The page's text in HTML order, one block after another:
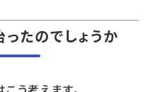
ったのでしょうか